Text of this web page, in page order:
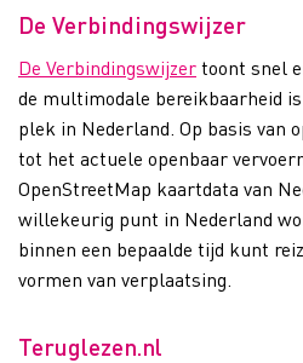
De Verbindingswijzer
De Verbindingswijzertoont snel
de multimodale bereikbaarheid
plek in Nederland. Op basis van
tot het actuele openbaar
OpenStreetMap kaartdata van
willekeurig punt in Nederland
binnen een bepaalde tijd kunt
vormen van verplaatsing.
Teruglezen.nl